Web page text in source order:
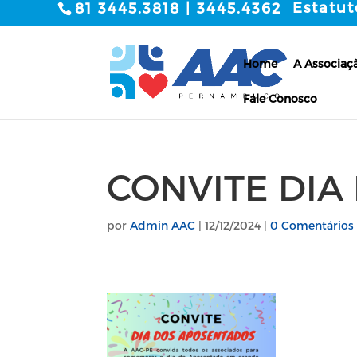
81 3445.3818 | 3445.4362
Home A
Fale Conosco
CONVITE DIA
porAdmin AAC |12/12/2024 |0 Comentários